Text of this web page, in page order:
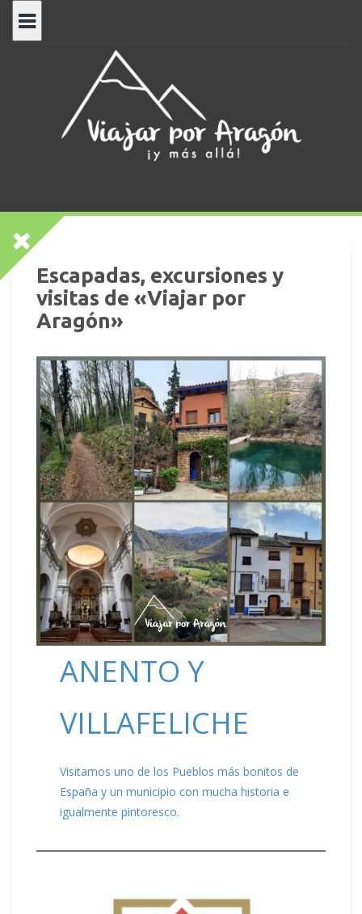
Escapadas, excursiones y
visitas de «Viajar por
Aragón»
ANENTO Y
VILLAFELICHE
Visitamos uno de los Pueblos más bonitos de
España y un municipio con mucha historia e
igualmente pintoresco.